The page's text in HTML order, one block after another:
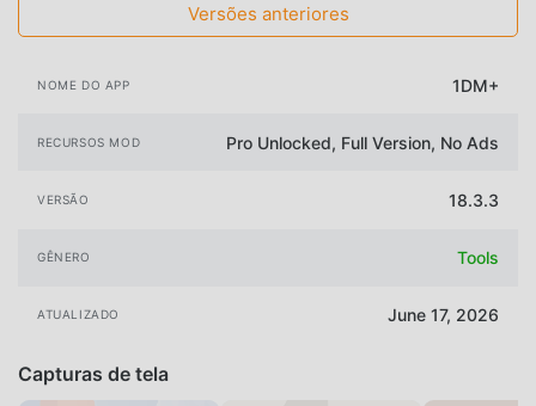
Versões anteriores
NOME DO APP 1DM+
RECURSOS MOD Pro Unlocked, Full Version, No Ads
VERSÃO 18.3.3
GÊNERO Tools
ATUALIZADO June 17, 2026
Capturas de tela